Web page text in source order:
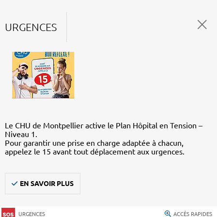
URGENCES
Le CHU de Montpellier active le Plan Hôpital en Tension –
Niveau 1.
Pour garantir une prise en charge adaptée à chacun,
appelez le 15 avant tout déplacement aux urgences.
EN SAVOIR PLUS
URGENCES ACCÈS RAPIDES